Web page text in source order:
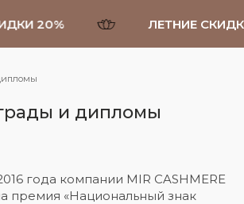
20% ЛЕТНИЕ
и дипломы
года компании MIR CASHMERE
премия «Национальный знак